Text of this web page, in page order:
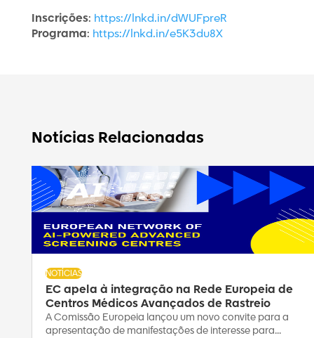
Inscrições: https://lnkd.in/dWUFpreR
Programa: https://lnkd.in/e5K3du8X
Notícias Relacionadas
EC apela à integração na Rede Europeia de
Centros Médicos Avançados de Rastreio
NOTÍCIAS
A Comissão Europeia lançou um novo convite para a
apresentação de manifestações de interesse para...